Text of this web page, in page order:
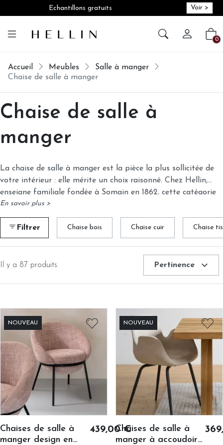
Echantillons gratuits Voir >
Créer 0
Accueil Meubles
Salle à manger
Chaise de salle à manger
Chaise de salle à
manger
La chaise de salle à manger est la pièce la plus sollicitée de
votre intérieur : elle mérite un choix raisonné. Chez Hellin,
enseigne familiale fondée à Somain en 1862, cette catégorie
regroupe plus de 50 modèles disponibles en lot de 2 ou de 4,
dans des matières aussi diverses que le chêne massif, le hêtre,
le teck, le tissu bouclette, le velours ou le rotin. Des chaises
sans accoudoirs aux fauteuils de salle à manger pivotants, les
En savoir plus >
Filtrer Chaise bois Chaise cuir Chaise
Il y a 87 produits. Pertinence expand_more
NOUVEAU
Chaises de salle à
manger design en
439,00 €
NOUVEAU
Chaises de salle à
manger à accoudoirs